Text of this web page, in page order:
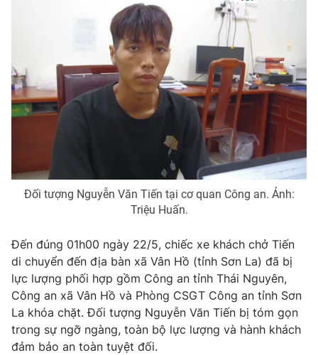
Đối tượng Nguyễn Văn Tiến tại cơ quan Công an. Ảnh:
Triệu Huấn.
Đến đúng 01h00 ngày 22/5, chiếc xe khách chở Tiến
di chuyển đến địa bàn xã Vân Hồ (tỉnh Sơn La) đã bị
lực lượng phối hợp gồm Công an tỉnh Thái Nguyên,
Công an xã Vân Hồ và Phòng CSGT Công an tỉnh Sơn
La khóa chặt. Đối tượng Nguyễn Văn Tiến bị tóm gọn
trong sự ngỡ ngàng, toàn bộ lực lượng và hành khách
đảm bảo an toàn tuyệt đối.